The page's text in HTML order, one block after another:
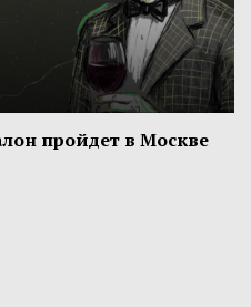
пройдет в Москве